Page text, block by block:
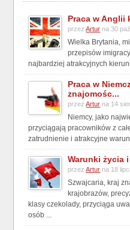
Praca w Anglii
przezArtur na 30
Wielka Brytania,
przepisów
najbardziej atrakcyjnych
Praca w
znajomośc...
przezArtur na 14
Niemcy, jako
przyciągają pracowników z
zatrudnienie i atrakcyjne
Warunki życia
przezArtur na 18
Szwajcaria, kraj
krajobrazów,
klasy czekolady, przyciąga
osób ...